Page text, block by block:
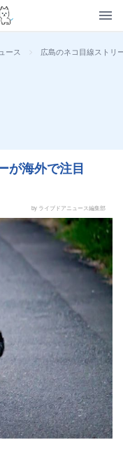
ース > 広島のネコ目線ストリ
が海外で注目
by ライブドアニュース編集部